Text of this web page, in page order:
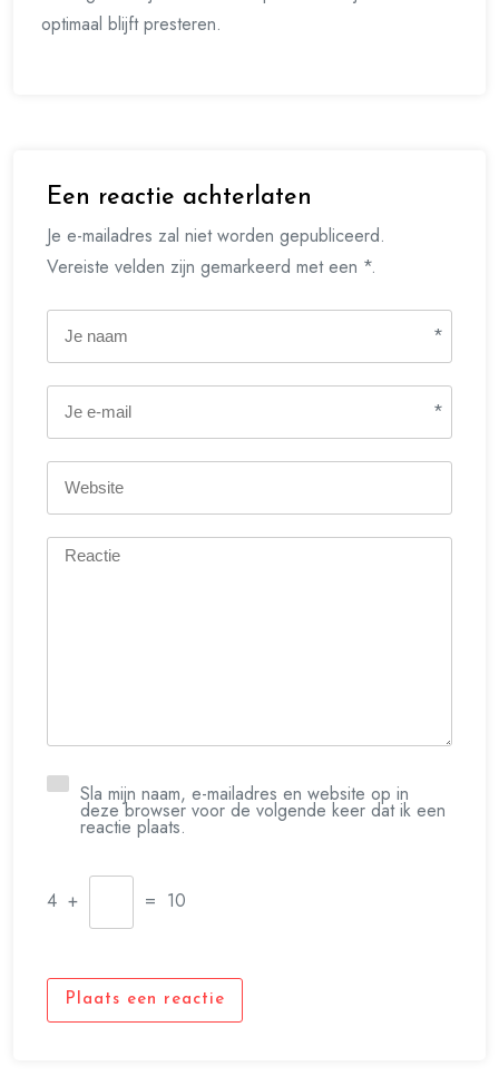
optimaal blijft presteren.
Een reactie achterlaten
Je e-mailadres zal niet worden gepubliceerd.
Vereiste velden zijn gemarkeerd met een *.
*
*
Sla mijn naam, e-mailadres en website op in
deze browser voor de volgende keer dat ik een
reactie plaats.
4 + = 10
Plaats een reactie